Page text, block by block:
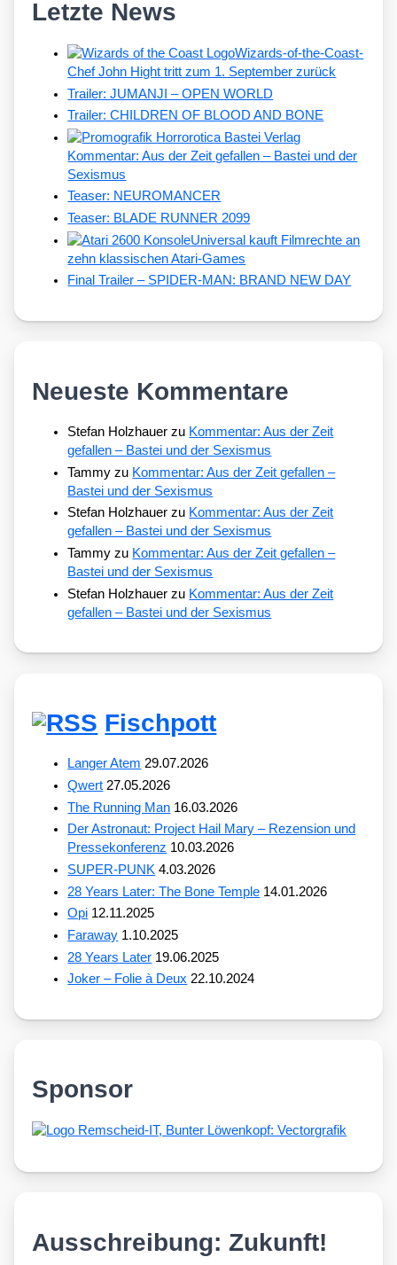
Letzte News
Wizards-of-the-Coast-
Chef John Hight tritt zum 1. September zurück
Trailer: JUMANJI – OPEN WORLD
Trailer: CHILDREN OF BLOOD AND BONE
Kommentar: Aus der Zeit gefallen – Bastei und der
Sexismus
Teaser: NEUROMANCER
Teaser: BLADE RUNNER 2099
Universal kauft Filmrechte an
zehn klassischen Atari-Games
Final Trailer – SPIDER-MAN: BRAND NEW DAY
Neueste Kommentare
Stefan Holzhauer zu Kommentar: Aus der Zeit
gefallen – Bastei und der Sexismus
Tammy zu Kommentar: Aus der Zeit gefallen –
Bastei und der Sexismus
Stefan Holzhauer zu Kommentar: Aus der Zeit
gefallen – Bastei und der Sexismus
Tammy zu Kommentar: Aus der Zeit gefallen –
Bastei und der Sexismus
Stefan Holzhauer zu Kommentar: Aus der Zeit
gefallen – Bastei und der Sexismus
Fischpott
Langer Atem 29.07.2026
Qwert 27.05.2026
The Running Man 16.03.2026
Der Astronaut: Project Hail Mary – Rezension und
Pressekonferenz 10.03.2026
SUPER-PUNK 4.03.2026
28 Years Later: The Bone Temple 14.01.2026
Opi 12.11.2025
Faraway 1.10.2025
28 Years Later 19.06.2025
Joker – Folie à Deux 22.10.2024
Sponsor
Ausschreibung: Zukunft!